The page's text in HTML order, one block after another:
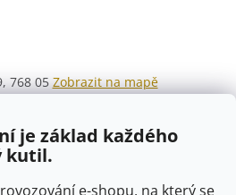
je základ každého
kutil.
e-shopu, na který se
768 05 Zobrazit na mapě